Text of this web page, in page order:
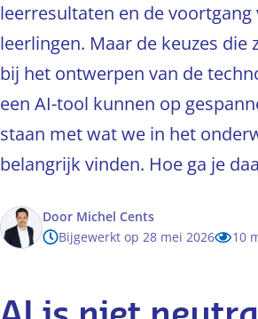
leerresultaten en de voortgang
leerlingen. Maar de keuzes die
bij het ontwerpen van de
een AI-tool kunnen op
staan met wat we in het
belangrijk vinden. Hoe ga je
Door Michel Cents
Bijgewerkt op 28 mei 2026
10